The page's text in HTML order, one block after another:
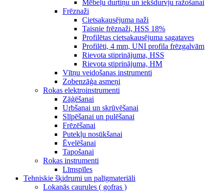
Mēbeļu durtiņu un iekšdurvju ražošanai
Frēznaži
Cietsakausējuma naži
Taisnie frēznaži, HSS 18%
Profilētas cietsakausējuma sagataves
Profilēti, 4 mm, UNI profila frēzgalvām
Rievota stiprinājuma, HSS
Rievota stiprinājuma, HM
Vītņu veidošanas instrumenti
Zobenzāģa asmeņi
Rokas elektroinstrumenti
Zāģēšanai
Urbšanai un skrūvēšanai
Slīpēšanai un pulēšanai
Frēzēšanai
Putekļu nosūkšanai
Ēvelēšanai
Tapošanai
Rokas instrumenti
Līmspīles
Tehniskie šķidrumi un palīgmateriāli
Lokanās caurules ( gofras )